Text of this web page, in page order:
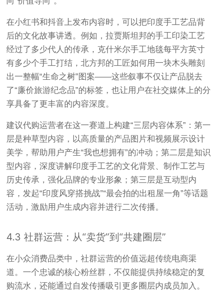
在小红书和抖音上发布内容时，可以把印度手工艺品背
后的文化故事讲透。例如，拉贾斯坦邦的手工印染工艺
经过了多少代人的传承，克什米尔手工地毯每平方英寸
有多少个手工打结，北方邦的工匠如何用一块木头雕刻
出一整幅“生命之树”图案——这些叙事不仅让产品脱去
了“廉价旅游纪念品”的标签，也让用户在社交媒体上的分
享具备了更丰富的内容深度。
建议代购运营者在这一赛道上构建“三层内容体系”：第一
层是种草型内容，以高质量的产品图片和视频展示设计
美学，帮助用户产生“我也想拥有”的冲动；第二层是知识
型内容，深度讲解印度手工艺的文化背景、制作工艺与
历史传承，强化品牌的专业形象；第三层是互动型内
容，发起“印度风穿搭挑战”“最会拍的出租屋一角”等话题
活动，激励用户生成内容并进行二次传播。
4.3 社群运营：从“卖货”到“共建圈层”
在小众消费品类中，社群运营的价值远超传统电商渠
道。一个忠诚的核心粉丝群，不仅能提供持续稳定的复
购流水，还能通过自发传播吸引更多圈层内成员加入。